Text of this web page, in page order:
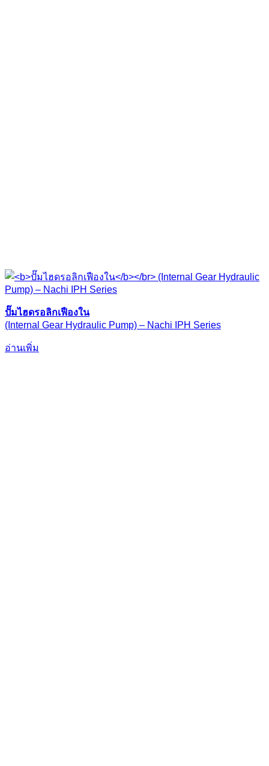
ปั๊มไฮดรอลิกเฟืองใน
(Internal Gear Hydraulic Pump) – Nachi IPH Series
อ่านเพิ่ม